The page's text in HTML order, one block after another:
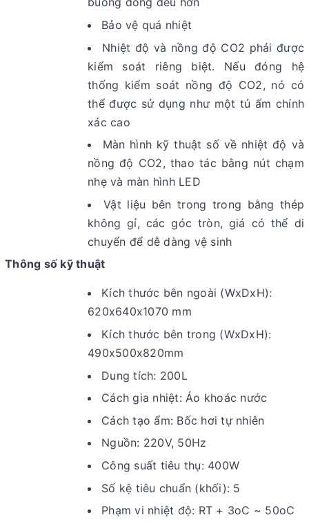
Bảo vệ quá nhiệt
Nhiệt độ và nồng độ CO2 phải được
kiểm soát riêng biệt. Nếu đóng hệ
thống kiểm soát nồng độ CO2, nó có
thể được sử dụng như một tủ ấm chính
xác cao
Màn hình kỹ thuật số về nhiệt độ và
nồng độ CO2, thao tác bằng nút chạm
nhẹ và màn hình LED
Vật liệu bên trong trong bằng thép
không gỉ, các góc tròn, giá có thể di
chuyển để dễ dàng vệ sinh
Thông số kỹ thuật
Kích thước bên ngoài (WxDxH):
620x640x1070 mm
Kích thước bên trong (WxDxH):
490x500x820mm
Dung tích: 200L
Cách gia nhiệt: Áo khoác nước
Cách tạo ẩm: Bốc hơi tự nhiên
Nguồn: 220V, 50Hz
Công suất tiêu thụ: 400W
Số kệ tiêu chuẩn (khối): 5
Phạm vi nhiệt độ: RT + 3oC ~ 50oC